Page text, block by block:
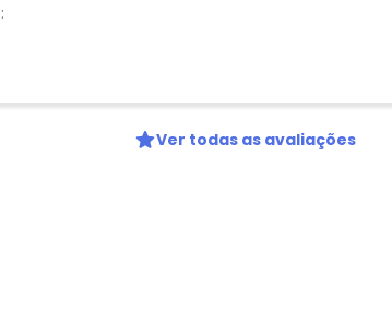
Ver todas as avaliações